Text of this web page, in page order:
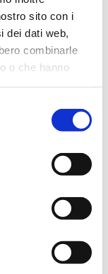
sito con i
dei dati web,
combinarle
o che hanno